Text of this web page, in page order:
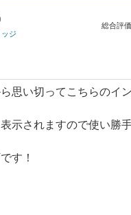
ジ
総合評価
思い切ってこちらのイ
示されますので使い勝手
す！